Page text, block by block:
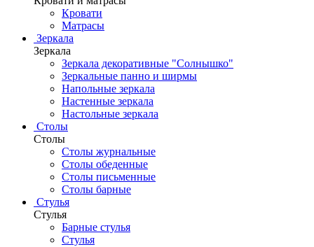
Кровати
Матрасы
Зеркала
Зеркала
Зеркала декоративные "Солнышко"
Зеркальные панно и ширмы
Напольные зеркала
Настенные зеркала
Настольные зеркала
Столы
Столы
Столы журнальные
Столы обеденные
Столы письменные
Столы барные
Стулья
Стулья
Барные стулья
Стулья